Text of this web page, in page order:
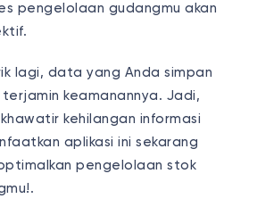
pengelolaan gudangmu akan
lagi, data yang Anda simpan
keamanannya. Jadi,
kehilangan informasi
aplikasi ini sekarang
pengelolaan stok